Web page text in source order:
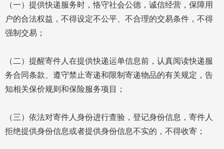
（一）提供快递服务时，恪守社会公德，诚信经营，保障用
户的合法权益，不得设定不公平、不合理的交易条件，不得
强制交易；
（二）提醒寄件人在提供快递运单信息前，认真阅读快递服
务合同条款、遵守禁止寄递和限制寄递物品的有关规定，告
知相关保价规则和保险服务项目；
（三）依法对寄件人身份进行查验，登记身份信息，寄件人
拒绝提供身份信息或者提供身份信息不实的，不得收寄；